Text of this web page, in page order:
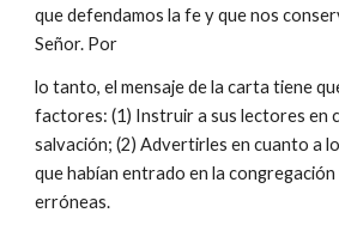
que defendamos la fe y que nos
Señor. Por
lo tanto, el mensaje de la carta tiene
factores: (1) Instruir a sus lectores en
salvación; (2) Advertirles en cuanto a
que habían entrado en la
erróneas.